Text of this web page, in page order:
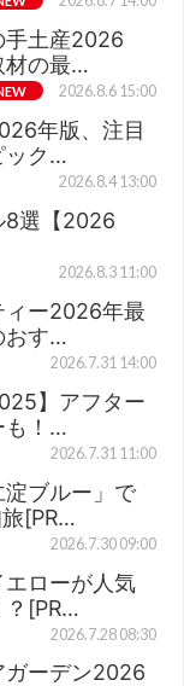
手土産2026
材の最…
2026.8.6 15:00
年版、注目
ック…
2026.8.4 13:00
8選【2026
2026.8.3 11:00
ィー2026年最
おす…
2026.7.31 14:00
】アフター
も！…
2026.7.31 11:00
ブルー」で
[PR…
2026.7.30 09:00
ローが人気
？[PR…
2026.7.28 08:30
ガーデン2026